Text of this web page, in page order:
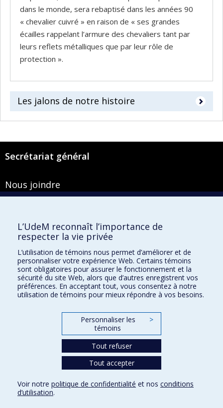
dans le monde, sera rebaptisé dans les années 90
« chevalier cuivré » en raison de « ses grandes
écailles rappelant l’armure des chevaliers tant par
leurs reflets métalliques que par leur rôle de
protection ».
Les jalons de notre histoire
Secrétariat général
Nous joindre
Montréal (Québec) H3T 1J4
Courriel :secretariat-general@umontreal.ca
Admission
Plan du site
Accessibilité
Accès au portail sécurisé du Secrétariat général
Recherche dans le vade-mecum
Terms of use
L’UdeM reconnaît l’importance de
respecter la vie privée
L’utilisation de témoins nous permet d’améliorer et de
personnaliser votre expérience Web. Certains témoins
sont obligatoires pour assurer le fonctionnement et la
sécurité du site Web, alors que d’autres enregistrent vos
préférences. En acceptant tout, vous consentez à notre
utilisation de témoins pour mieux répondre à vos besoins.
Personnaliser les
témoins
>
Tout refuser
Tout accepter
Voir notre politique de confidentialité et nos conditions
d’utilisation.